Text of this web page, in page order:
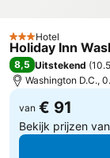
3 Sterren
Hotel
Holiday Inn
8,5 Uitstekend (
Washington D.C.,
van € 91
Bekijk prijzen van